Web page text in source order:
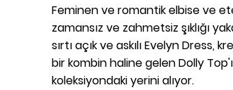
Feminen ve romantik elbise ve
zamansız ve zahmetsiz şıklığı
sırtı açık ve askılı Evelyn
bir kombin haline gelen Dolly
koleksiyondaki yerini alıyor.